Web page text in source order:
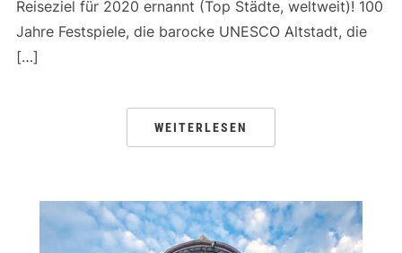
Reiseziel für 2020 ernannt (Top Städte, weltweit)! 100
Jahre Festspiele, die barocke UNESCO Altstadt, die
[…]
WEITERLESEN